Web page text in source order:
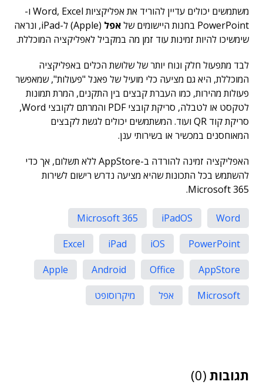
משתמשים יכולים עדיין להוריד את אפליקציות Word, Excel ו-
PowerPoint בחנות היישומים של
אפל
(Apple) ל-iPad, ונראה
שימשיכו להיות זמינות עוד זמן מה במקביל לאפליקציה המוכללת.
לבד מתפעול חלק ונוח יותר של שלושת הכלים באפליקציה
המוכללת, היא גם מציעה כלי מועיל של פאנל "פעולות", שמאפשר
פעולות מהירות, כמו העברת קבצים בין התקנים, המרת תמונות
לטקסט או לטבלה, סריקת קובצי PDF והמרתם לקובצי Word,
סריקת קוד QR ועוד. המשתמשים יכולים לגשת לקבצים
המאוחסנים במכשיר או בשירותי ענן.
האפליקציה זמינה להורדה ב-AppStore ללא תשלום, אך כדי
להשתמש בכל התכונות שהיא מציעה נדרש רישום לשירות
Microsoft 365.
Word
iPadOS
Microsoft 365
PowerPoint
iOS
iPad
Excel
AppStore
Office
Android
Apple
Microsoft
אפל מיקרוסופט
תגובות (0)